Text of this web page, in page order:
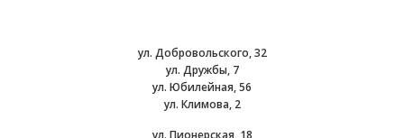
ул. Добровольского, 32
ул. Дружбы, 7
ул. Юбилейная, 56
ул. Климова, 2
ул. Пионерская, 18